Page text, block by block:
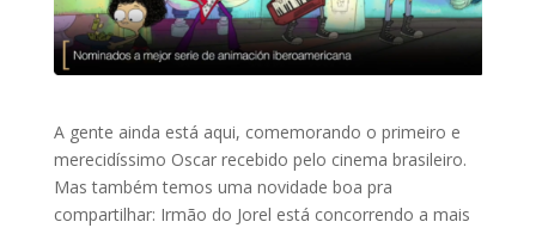
A gente ainda está aqui, comemorando o primeiro e
merecidíssimo Oscar recebido pelo cinema brasileiro.
Mas também temos uma novidade boa pra
compartilhar: Irmão do Jorel está concorrendo a mais